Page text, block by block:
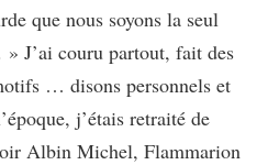
que nous soyons la seul
» J’ai couru partout, fait des
… disons personnels et
j’étais retraité de
Albin Michel, Flammarion